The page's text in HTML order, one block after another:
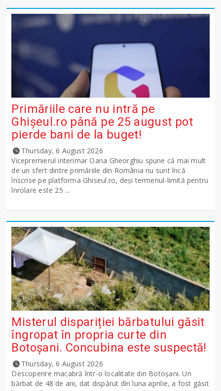
Primăriile care nu intră pe
Ghişeul.ro până pe 25 august pot
pierde bani de la buget!
Thursday, 6 August 2026
Vicepremierul interimar Oana Gheorghiu spune că mai mult
de un sfert dintre primăriile din România nu sunt încă
înscrise pe platforma Ghiseul.ro, deși termenul-limită pentru
înrolare este 25 ...
Misterul dispariției bărbatului găsit
îngropat în propria curte din
Botoșani. Concubina este suspectă!
Thursday, 6 August 2026
Descoperire macabră într-o localitate din Botoșani. Un
bărbat de 48 de ani, dat dispărut din luna aprilie, a fost găsit